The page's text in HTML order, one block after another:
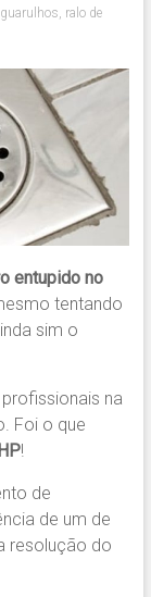
, ralo de
entupido no
tentando
sim o
na
Foi o que
!
de
de um de
resolução do